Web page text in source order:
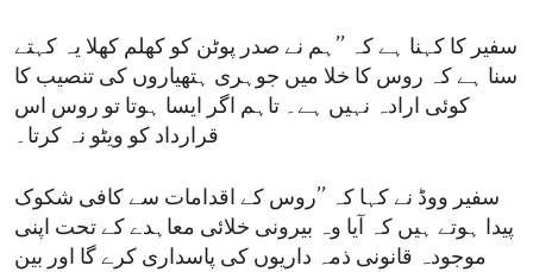
سفیر کا کہنا ہے کہ ’’ہم نے صدر پوٹن کو کھلم کھلا یہ کہتے
سنا ہے کہ روس کا خلا میں جوہری ہتھیاروں کی تنصیب کا
کوئی ارادہ نہیں ہے۔ تاہم اگر ایسا ہوتا تو روس اس
قرارداد کو ویٹو نہ کرتا۔
سفیر ووڈ نے کہا کہ ’’روس کے اقدامات سے کافی شکوک
پیدا ہوتے ہیں کہ آیا وہ بیرونی خلائی معاہدے کے تحت اپنی
موجودہ قانونی ذمہ داریوں کی پاسداری کرے گا اور بین